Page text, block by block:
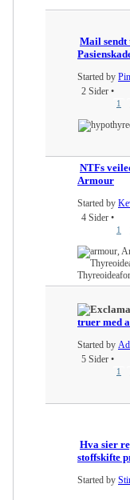
Mail
Started by
2 Sider •
1
NTFs
Armour
Started by
4 Sider •
1
truer med
Started by
5 Sider •
1
Hva sier
stoffskifte
Started by